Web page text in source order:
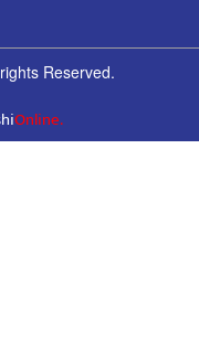
Reserved.
Online.